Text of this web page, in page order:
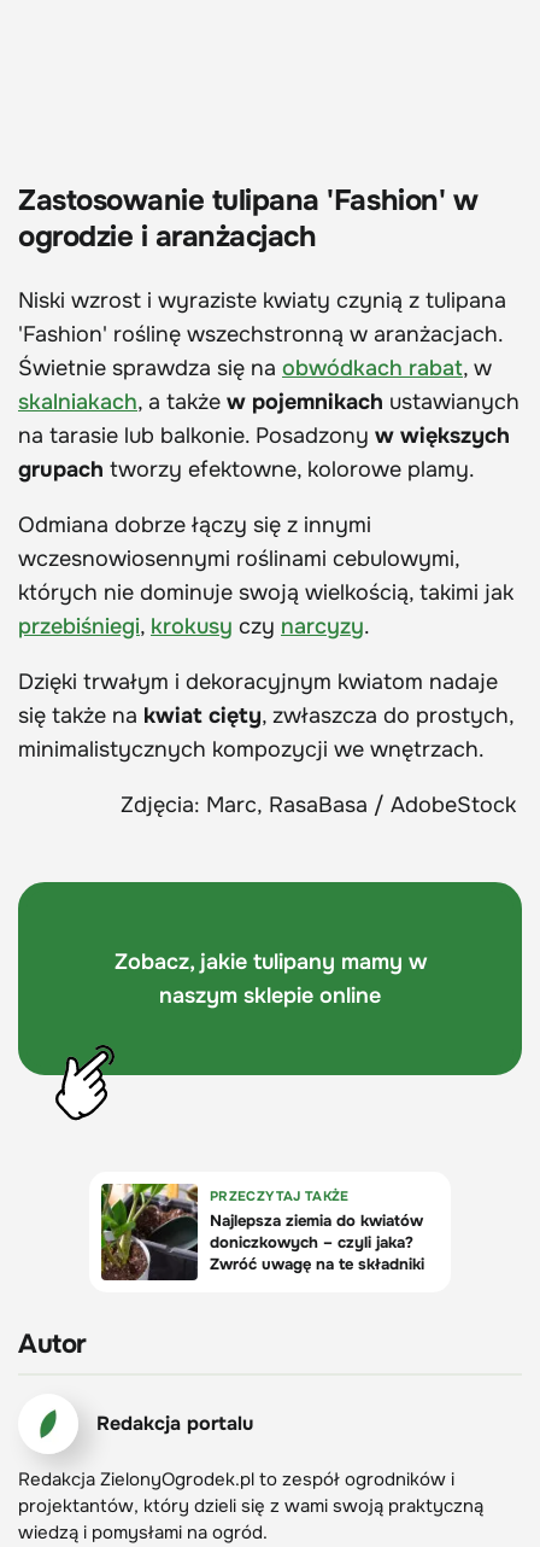
Zastosowanie tulipana 'Fashion' w
ogrodzie i aranżacjach
Niski wzrost i wyraziste kwiaty czynią z tulipana
'Fashion' roślinę wszechstronną w aranżacjach.
Świetnie sprawdza się na obwódkach rabat, w
skalniakach, a także w pojemnikach ustawianych
na tarasie lub balkonie. Posadzony w większych
grupach tworzy efektowne, kolorowe plamy.
Odmiana dobrze łączy się z innymi
wczesnowiosennymi roślinami cebulowymi,
których nie dominuje swoją wielkością, takimi jak
przebiśniegi, krokusy czy narcyzy.
Dzięki trwałym i dekoracyjnym kwiatom nadaje
się także na kwiat cięty, zwłaszcza do prostych,
minimalistycznych kompozycji we wnętrzach.
Zdjęcia: Marc, RasaBasa / AdobeStock
Zobacz, jakie tulipany mamy w
naszym sklepie online
Autor
Redakcja portalu
Redakcja ZielonyOgrodek.pl to zespół ogrodników i
projektantów, który dzieli się z wami swoją praktyczną
wiedzą i pomysłami na ogród.